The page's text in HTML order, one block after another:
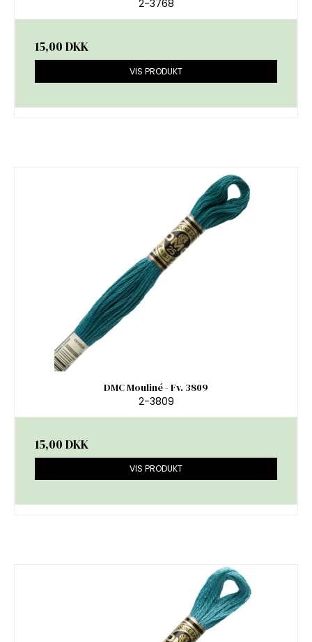
2-3768
15,00 DKK
VIS PRODUKT
DMC Mouliné - Fv. 3809
2-3809
15,00 DKK
VIS PRODUKT